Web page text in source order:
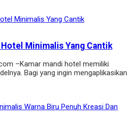
Hotel Minimalis Yang Cantik
–Kamar mandi hotel memiliki
Bagi yang ingin mengaplikasikan